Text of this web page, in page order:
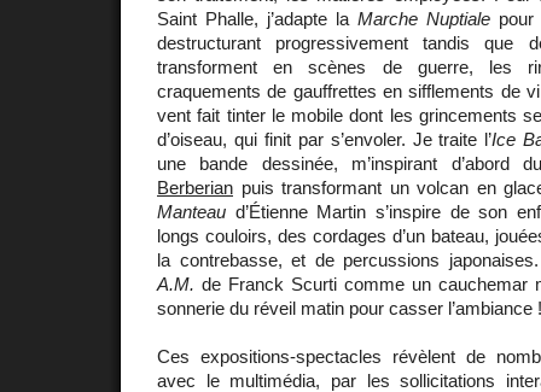
Saint Phalle, j’adapte la Marche Nuptiale
destructurant progressivement tandis que
transforment en scènes de guerre, les
craquements de gauffrettes en sifflements de
vent fait tinter le mobile dont les grincements
d’oiseau, qui finit par s’envoler. Je traite l’Ice
une bande dessinée, m’inspirant d’abord
Berberian puis transformant un volcan en
Manteau d’Étienne Martin s’inspire de son
longs couloirs, des cordages d’un bateau,
la contrebasse, et de percussions
A.M. de Franck Scurti comme un cauchemar
sonnerie du réveil matin pour casser l’ambiance !
Ces expositions-spectacles révèlent de
avec le multimédia, par les sollicitations